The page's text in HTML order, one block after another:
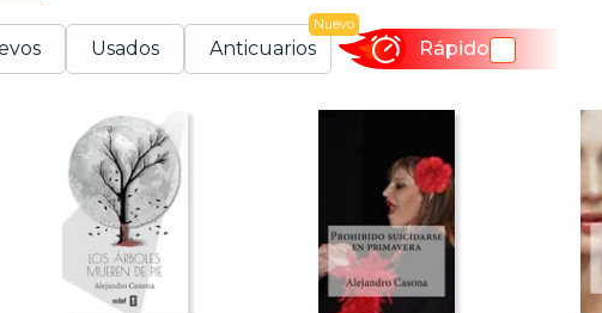
Usados Anticuarios
Nuevo
Rápido